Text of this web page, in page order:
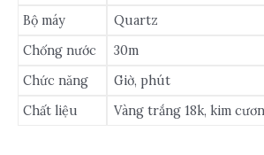
Bộ máy
Quartz
Chống nước
30m
Chức năng
Giờ, phút
Chất liệu
Vàng trắng 18k, kim